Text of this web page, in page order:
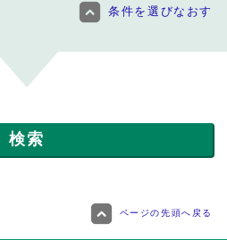
条件を選びなおす
ページの先頭へ戻る